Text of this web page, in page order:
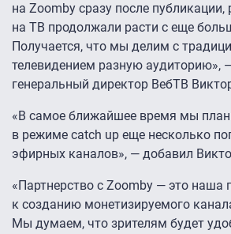
на Zoomby сразу после публикации,
на ТВ продолжали расти с еще
Получается, что мы делим с
телевидением разную аудиторию»,
генеральный директор ВебТВ
«В самое ближайшее время мы
в режиме catch up еще несколько
эфирных каналов», — добавил
«Партнерство с Zoomby — это наша
к созданию монетизируемого
Мы думаем, что зрителям будет